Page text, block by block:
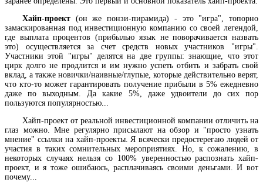
Хайп-проект (он же понзи-пирамида) - это "игра", топорно
замаскированная под инвестиционную компанию со своей легендой,
где выплата процентов (прибылью язык не поворачивается назвать
это) осуществляется за счет средств новых участников "игры".
Участники этой "игры" делятся на две группы: знающие, что этот
цирк долго не продлится и им нужно успеть отбить и забрать свой
вклад, а также новички/наивные/глупые, которые действительно верят,
что кто-то может гарантировать получение прибыли в 5% ежедневно
даже по выходным. Да какие 5%, даже удвоители до сих пор
пользуются популярностью...
Хайп-проект от реальной инвестиционной компании отличить на
глаз можно. Мне регулярно присылают на обзор и "просто узнать
мнение" ссылки на хайп-проекты. Я всячески предостерегаю людей от
участия в таких сомнительных мероприятиях. Но, к сожалению, в
некоторых случаях нельзя со 100% уверенностью распознать хайп-
проект, и я тоже ошибаюсь, расплачиваясь своими деньгами. И вот
почему...